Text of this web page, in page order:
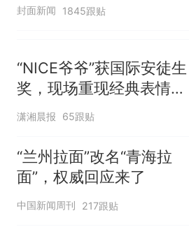
封面新闻 1845跟贴
“NICE爷爷”获国际安徒生
奖，现场重现经典表情
包，向中国粉丝问好
潇湘晨报 65跟贴
“兰州拉面”改名“青海拉
面”，权威回应来了
中国新闻周刊 217跟贴